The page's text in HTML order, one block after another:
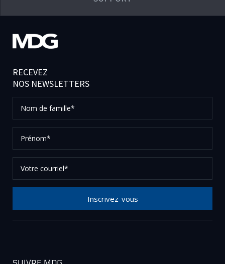
RECEVEZ
NOS NEWSLETTERS
de
famille*
courriel*
Inscrivez-vous